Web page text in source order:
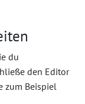
du
den Editor
zum Beispiel